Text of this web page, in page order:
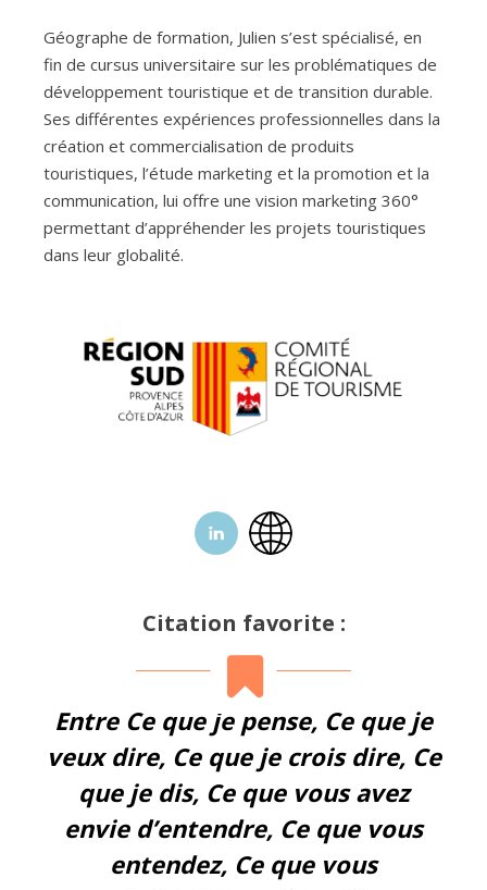
Géographe de formation, Julien s’est spécialisé, en
fin de cursus universitaire sur les problématiques de
développement touristique et de transition durable.
Ses différentes expériences professionnelles dans la
création et commercialisation de produits
touristiques, l’étude marketing et la promotion et la
communication, lui offre une vision marketing 360°
permettant d’appréhender les projets touristiques
dans leur globalité.
Citation favorite :
Entre Ce que je pense, Ce que je
veux dire, Ce que je crois dire, Ce
que je dis, Ce que vous avez
envie d’entendre, Ce que vous
entendez, Ce que vous